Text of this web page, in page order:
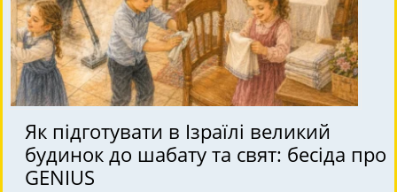
Як підготувати в Ізраїлі великий
будинок до шабату та свят: бесіда про
GENIUS